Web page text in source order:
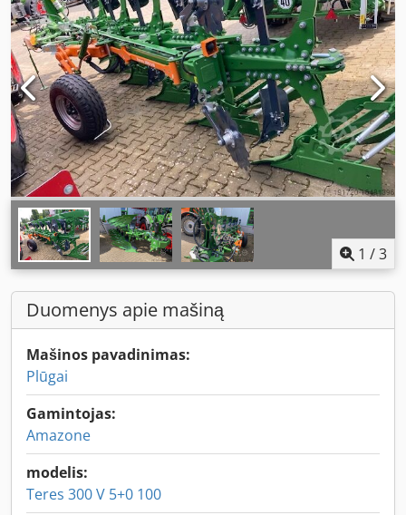
1 /3
Duomenys apie mašiną
Mašinos pavadinimas:
Plūgai
Gamintojas:
Amazone
modelis:
Teres 300 V 5+0 100